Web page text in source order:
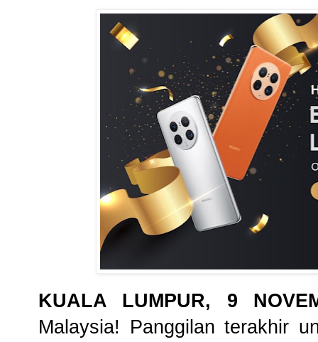
KUALA LUMPUR, 9
Malaysia! Panggilan terakhir